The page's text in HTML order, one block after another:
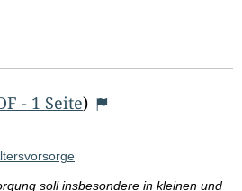
- 1 Seite)
soll insbesondere in kleinen und